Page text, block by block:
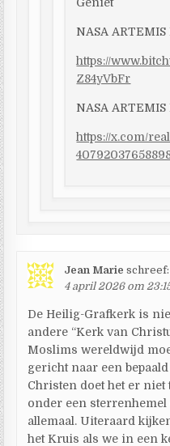
NASA ARTEMIS
https://
Z84yVbFr
NASA
https://x.com/
Jean Marie schreef:
4 april 2026 om
De Heilig-Grafkerk is
andere “Kerk van
Moslims wereldwijd
gericht naar een
Christen doet het er
onder een
allemaal. Uiteraard
het Kruis als we in een